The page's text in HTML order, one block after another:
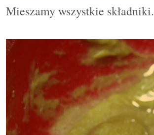
Mieszamy wszystkie składniki.